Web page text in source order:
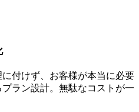
付けず、お客様が本当に必要
ラン設計。無駄なコストが一